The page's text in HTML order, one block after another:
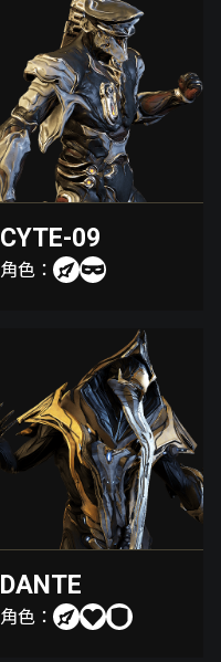
CYTE-09
角色：
DANTE
角色：